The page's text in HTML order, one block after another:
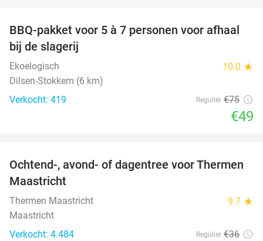
35%
BBQ-pakket voor 5 à 7 personen voor afhaal
bij de slagerij
Ekoelogisch 10.0 star
Dilsen-Stokkem (6 km)
Verkocht: 419
Regulier €75
€49
25%
Ochtend-, avond- of dagentree voor Thermen
Maastricht
Thermen Maastricht 9.7 star
Maastricht
Verkocht: 4.484
Regulier €36